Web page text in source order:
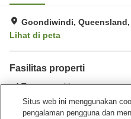
Goondiwindi,
Lihat di peta
Fasilitas properti
Tempat parkir
Bar
Situs web ini menggunakan
pengalaman pengguna dan